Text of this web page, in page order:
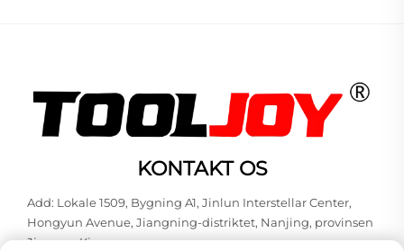
KONTAKT OS
Add: Lokale 1509, Bygning A1, Jinlun Interstellar Center,
Hongyun Avenue, Jiangning-distriktet, Nanjing, provinsen
Jiangsu, Kina